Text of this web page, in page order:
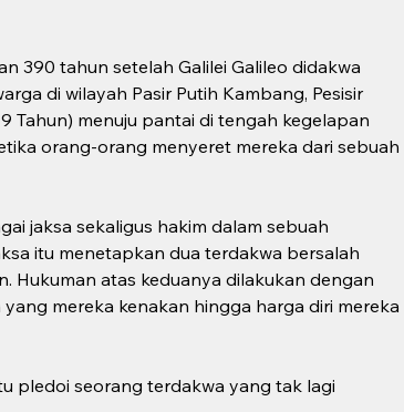
390 tahun setelah Galilei Galileo didakwa
di wilayah Pasir Putih Kambang, Pesisir
Tahun) menuju pantai di tengah kegelapan
orang-orang menyeret mereka dari sebuah
jaksa sekaligus hakim dalam sebuah
itu menetapkan dua terdakwa bersalah
Hukuman atas keduanya dilakukan dengan
mereka kenakan hingga harga diri mereka
pledoi seorang terdakwa yang tak lagi